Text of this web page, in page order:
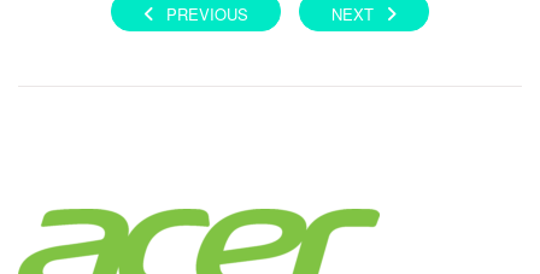
PREVIOUS NEXT